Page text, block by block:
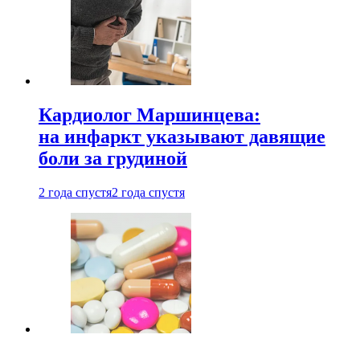
Кардиолог Маршинцева:
на инфаркт указывают давящие
боли за грудиной
2 года спустя2 года спустя